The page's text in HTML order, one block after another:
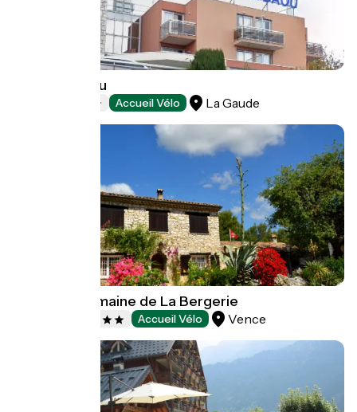
Hôtel du Baou
Accueil Vélo La Gaude
Camping Domaine de La Bergerie
Accueil Vélo Vence